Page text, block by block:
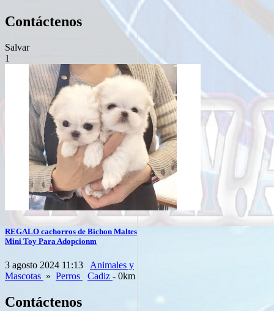
Contáctenos
Salvar
1
REGALO cachorros de Bichon Maltes
Mini Toy Para Adopcionm
3 agosto 2024 11:13
Animales y
Mascotas » Perros Cadiz - 0km
Contáctenos